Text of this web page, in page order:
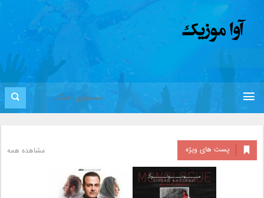
پست های ویژه مشاهده همه